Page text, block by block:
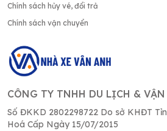
Chính sách hủy vé, đổi trả
Chính sách vận chuyển
CÔNG TY TNHH DU LỊCH &
Số ĐKKD 2802298722 Do sở KHĐT
Hoá Cấp Ngày 15/07/2015